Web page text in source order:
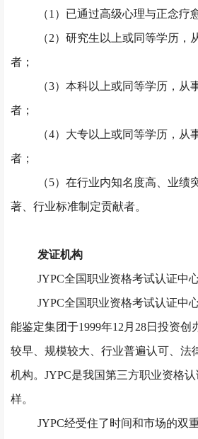
（1）已通过高级心理与正念疗
（2）研究生以上或同等学历，
者；
（3）本科以上或同等学历，从
者；
（4）大专以上或同等学历，从
者；
（5）在行业内知名度高、业绩
著、行业标准制定贡献者。
发证机构
JYPC全国职业资格考试认证中
JYPC全国职业资格考试认证中
能鉴定集团于1999年12月28日投资创
较早、规模较大、行业普遍认可、法
机构。JYPC是我国第三方职业资格
样。
JYPC经受住了时间和市场的双